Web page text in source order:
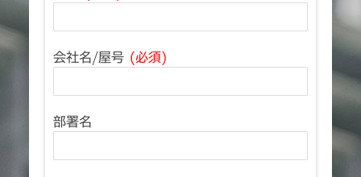
会社名/屋号 (必須)
部署名